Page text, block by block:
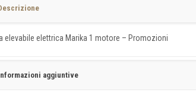
elevabile elettrica Marika 1 motore – Promozioni
aggiuntive